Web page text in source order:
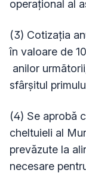
operaţional al
(3) Cotizația
în valoare de
anilor
sfârșitul
(4) Se aprobă
cheltuieli al
prevăzute la
necesare